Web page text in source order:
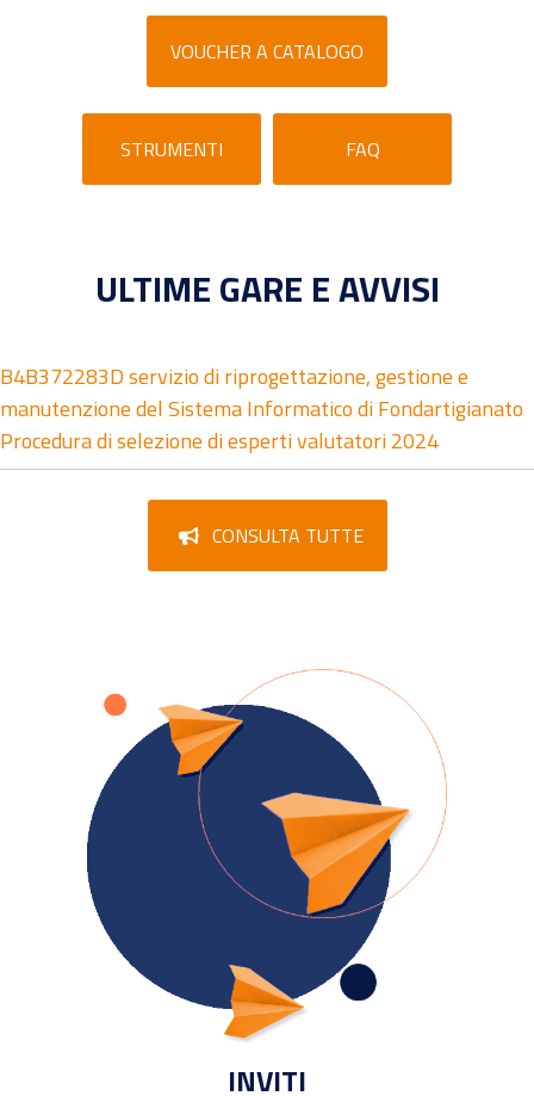
VOUCHER A CATALOGO
STRUMENTI FAQ
ULTIME GARE E AVVISI
B4B372283D servizio di riprogettazione, gestione e
manutenzione del Sistema Informatico di Fondartigianato
Procedura di selezione di esperti valutatori 2024
CONSULTA TUTTE
INVITI